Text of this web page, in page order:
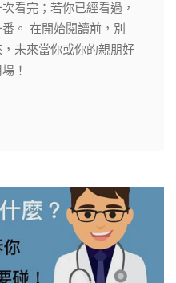
看完；若你已經看過，
。 在開始閱讀前，別
未來當你或你的親朋好
！